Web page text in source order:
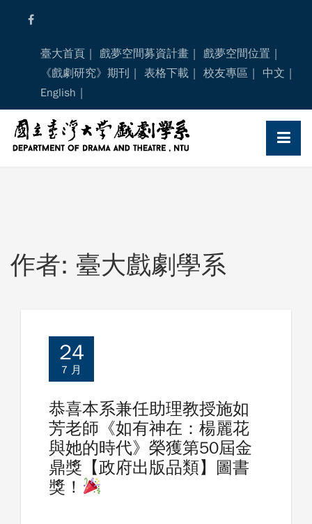
臺大首頁 戲夢空間募資計畫
戲夢空間位置
《戲劇研究》期刊
表格下載 校友專區
中文
English
作者: 臺大戲劇學系
24
7 月
恭喜本系兼任助理教授施如
芳老師《如有神在：楊麗花
與她的時代》榮獲第50屆金
鼎獎【政府出版品類】圖書
獎！